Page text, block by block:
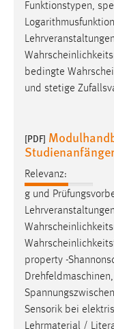
Funktionstypen,
bedingte
und stetige
[PDF]
Relevanz:
g und
property -
Sensorik bei
Lehrmaterial /